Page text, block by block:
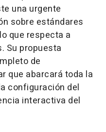
una urgente
sobre estándares
que respecta a
Su propuesta
de
que abarcará toda la
configuración del
interactiva del